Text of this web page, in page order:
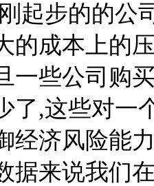
起步的的公
的成本上的
些公司购买
了,这些对一
经济风险能
来说我们在